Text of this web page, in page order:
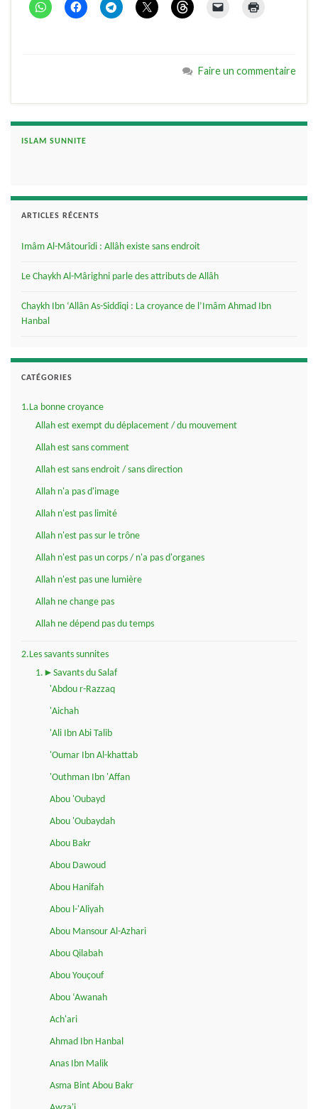
Faire un commentaire
ISLAM SUNNITE
ARTICLES RÉCENTS
Imâm Al-Mâtourîdi : Allâh existe sans endroit
Le Chaykh Al-Mârighni parle des attributs de Allâh
Chaykh Ibn ‘Allân As-Siddîqi : La croyance de l’Imâm Ahmad Ibn
Hanbal
CATÉGORIES
1.La bonne croyance
Allah est exempt du déplacement / du mouvement
Allah est sans comment
Allah est sans endroit / sans direction
Allah n'a pas d'image
Allah n'est pas limité
Allah n'est pas sur le trône
Allah n'est pas un corps / n'a pas d'organes
Allah n'est pas une lumière
Allah ne change pas
Allah ne dépend pas du temps
2.Les savants sunnites
1.►Savants du Salaf
'Abdou r-Razzaq
'Aichah
'Ali Ibn Abi Talib
'Oumar Ibn Al-khattab
'Outhman Ibn 'Affan
Abou 'Oubayd
Abou 'Oubaydah
Abou Bakr
Abou Dawoud
Abou Hanifah
Abou l-'Aliyah
Abou Mansour Al-Azhari
Abou Qilabah
Abou Youçouf
Abou ‘Awanah
Ach'ari
Ahmad Ibn Hanbal
Anas Ibn Malik
Asma Bint Abou Bakr